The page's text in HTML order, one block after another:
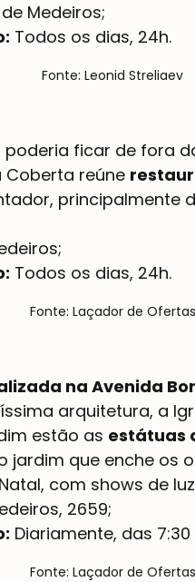
Todos os dias, 24h.
Fonte: Leonid Streliaev
ficar de fora
Coberta reúne
principalmente
Todos os dias, 24h.
Fonte: Laçador de Ofertas
na Avenida
arquitetura, a
estão as estátuas
que enche os
com shows de
Diariamente, das 7:30
Fonte: Laçador de Ofertas